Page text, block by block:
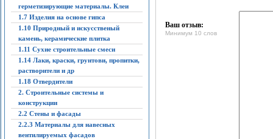
герметизирующие материалы. Клеи
1.7 Изделия на основе гипса
1.10 Природный и искусственый
камень, керамические плитка
1.11 Сухие строительные смеси
1.14 Лаки, краски, грунтови, пропитки,
растворители и др
1.18 Отвердители
2. Строительные системы и
конструкции
2.2 Стены и фасады
2.2.3 Материалы для навесных
вентилируемых фасадов
Ваш отзыв:
Минимум 10 слов